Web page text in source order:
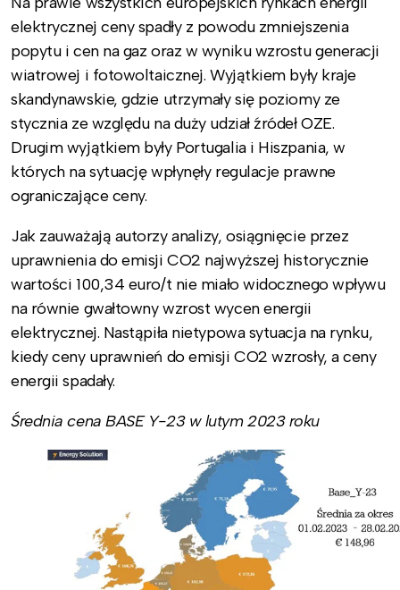
elektrycznej ceny spadły z powodu zmniejszenia
popytu i cen na gaz oraz w wyniku wzrostu generacji
wiatrowej i fotowoltaicznej. Wyjątkiem były kraje
skandynawskie, gdzie utrzymały się poziomy ze
stycznia ze względu na duży udział źródeł OZE.
Drugim wyjątkiem były Portugalia i Hiszpania, w
których na sytuację wpłynęły regulacje prawne
ograniczające ceny.
Jak zauważają autorzy analizy, osiągnięcie przez
uprawnienia do emisji CO2 najwyższej historycznie
wartości 100,34 euro/t nie miało widocznego wpływu
na równie gwałtowny wzrost wycen energii
elektrycznej. Nastąpiła nietypowa sytuacja na rynku,
kiedy ceny uprawnień do emisji CO2 wzrosły, a ceny
energii spadały.
Średnia cena BASE Y-23 w lutym 2023 roku